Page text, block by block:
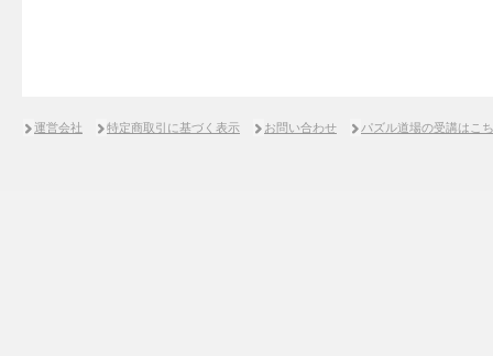
運営会社 特定商取引に基づく表示 お問い合わせ パズル道場の受講はこ